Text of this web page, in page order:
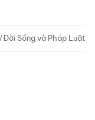
Sống và Pháp Luật